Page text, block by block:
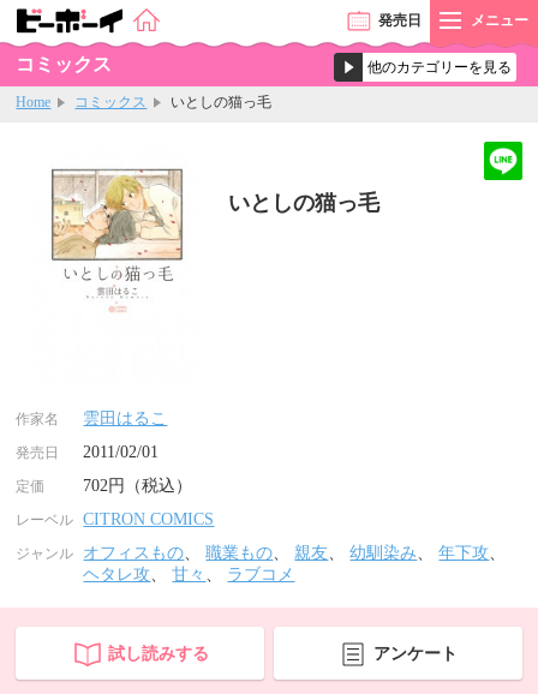
発売日 メニュー
コミックス
Home コミックス いとしの猫っ毛
いとしの猫っ毛
作家名 雲田はるこ
発売日 2011/02/01
定価 702円（税込）
レーベル CITRON COMICS
ジャンル オフィスもの、職業もの、親友、幼馴染み、年下攻、
ヘタレ攻、甘々 、 ラブコメ
試し読みする アンケート